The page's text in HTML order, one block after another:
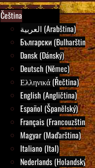
Čeština
العربية (Arabština)
Български (Bulharština)
Dansk (Dánský)
Deutsch (Němec)
Ελληνικά (Řečtina)
English (Angličtina)
Español (Španělský)
Français (Francouzština)
Magyar (Maďarština)
Italiano (Ital)
Nederlands (Holandský)